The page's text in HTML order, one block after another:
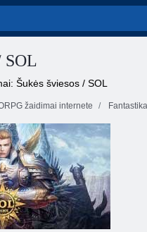
SOL
Šukės šviesos / SOL
žaidimai internete Fantastika